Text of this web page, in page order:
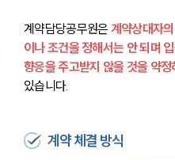
계약담당공무원은 계약상대자
이나 조건을 정해서는 안 되며
향응을 주고받지 않을 것을 약
있습니다.
계약 체결 방식